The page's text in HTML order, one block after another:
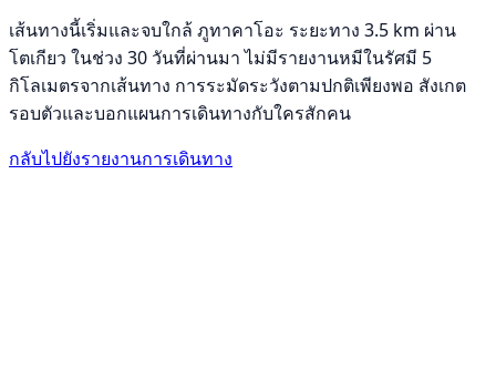
เส้นทางนี้เริ่มและจบใกล้ ภูทาคาโอะ ระยะทาง 3.5 km ผ่าน
โตเกียว ในช่วง 30 วันที่ผ่านมา ไม่มีรายงานหมีในรัศมี 5
กิโลเมตรจากเส้นทาง การระมัดระวังตามปกติเพียงพอ สังเกต
รอบตัวและบอกแผนการเดินทางกับใครสักคน
กลับไปยังรายงานการเดินทาง